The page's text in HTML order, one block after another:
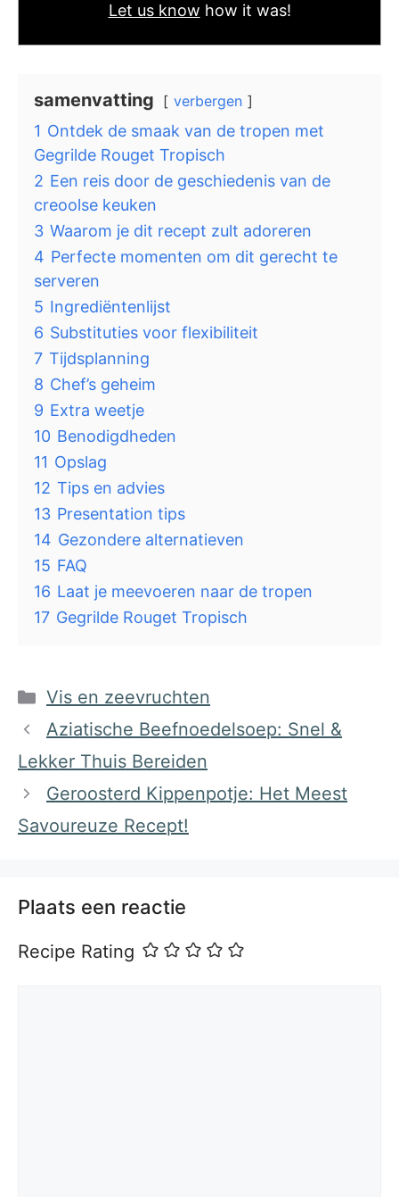
Let us know how it was!
samenvatting verbergen
1 Ontdek de smaak van de tropen met
Gegrilde Rouget Tropisch
2 Een reis door de geschiedenis van de
creoolse keuken
3 Waarom je dit recept zult adoreren
4 Perfecte momenten om dit gerecht te
serveren
5 Ingrediëntenlijst
6 Substituties voor flexibiliteit
7 Tijdsplanning
8 Chef’s geheim
9 Extra weetje
10 Benodigdheden
11 Opslag
12 Tips en advies
13 Presentation tips
14 Gezondere alternatieven
15 FAQ
16 Laat je meevoeren naar de tropen
17 Gegrilde Rouget Tropisch
Categorieën
Vis en zeevruchten
Aziatische Beefnoedelsoep: Snel &
Lekker Thuis Bereiden
Geroosterd Kippenpotje: Het Meest
Savoureuze Recept!
Plaats een reactie
Recipe Rating